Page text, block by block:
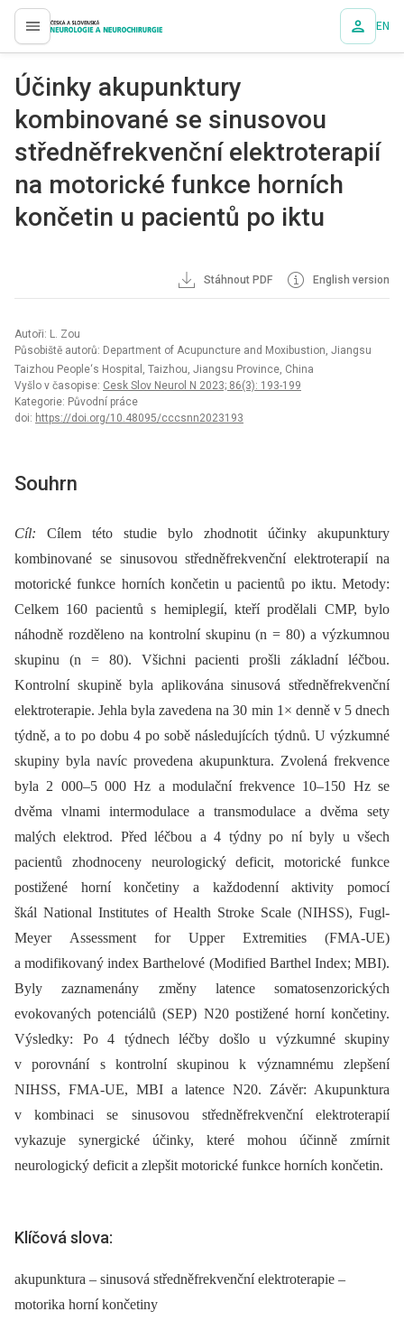
proLékaře.cz EN
Účinky akupunktury
kombinované se sinusovou
středněfrekvenční elektroterapií
na motorické funkce horních
končetin u pacientů po iktu
Stáhnout PDF English version
Autoři: L. Zou
Působiště autorů: Department of Acupuncture and Moxibustion, Jiangsu
Taizhou People‘s Hospital, Taizhou, Jiangsu Province, China
Vyšlo v časopise: Cesk Slov Neurol N 2023; 86(3): 193-199
Kategorie: Původní práce
doi: https://doi.org/10.48095/cccsnn2023193
Souhrn
Cíl: Cílem této studie bylo zhodnotit účinky akupunktury
kombinované se sinusovou středněfrekvenční elektroterapií na
motorické funkce horních končetin u pacientů po iktu. Metody:
Celkem 160 pacientů s hemiplegií, kteří prodělali CMP, bylo
náhodně rozděleno na kontrolní skupinu (n = 80) a výzkumnou
skupinu (n = 80). Všichni pacienti prošli základní léčbou.
Kontrolní skupině byla aplikována sinusová středněfrekvenční
elektroterapie. Jehla byla zavedena na 30 min 1× denně v 5 dnech
týdně, a to po dobu 4 po sobě následujících týdnů. U výzkumné
skupiny byla navíc provedena akupunktura. Zvolená frekvence
byla 2 000–5 000 Hz a modulační frekvence 10–150 Hz se
dvěma vlnami intermodulace a transmodulace a dvěma sety
malých elektrod. Před léčbou a 4 týdny po ní byly u všech
pacientů zhodnoceny neurologický deficit, motorické funkce
postižené horní končetiny a každodenní aktivity pomocí
škál National Institutes of Health Stroke Scale (NIHSS), Fugl-
Meyer Assessment for Upper Extremities (FMA-UE)
a modifikovaný index Barthelové (Modified Barthel Index; MBI).
Byly zaznamenány změny latence somatosenzorických
evokovaných potenciálů (SEP) N20 postižené horní končetiny.
Výsledky: Po 4 týdnech léčby došlo u výzkumné skupiny
v porovnání s kontrolní skupinou k významnému zlepšení
NIHSS, FMA-UE, MBI a latence N20. Závěr: Akupunktura
v kombinaci se sinusovou středněfrekvenční elektroterapií
vykazuje synergické účinky, které mohou účinně zmírnit
neurologický deficit a zlepšit motorické funkce horních končetin.
Klíčová slova:
akupunktura – sinusová středněfrekvenční elektroterapie –
motorika horní končetiny